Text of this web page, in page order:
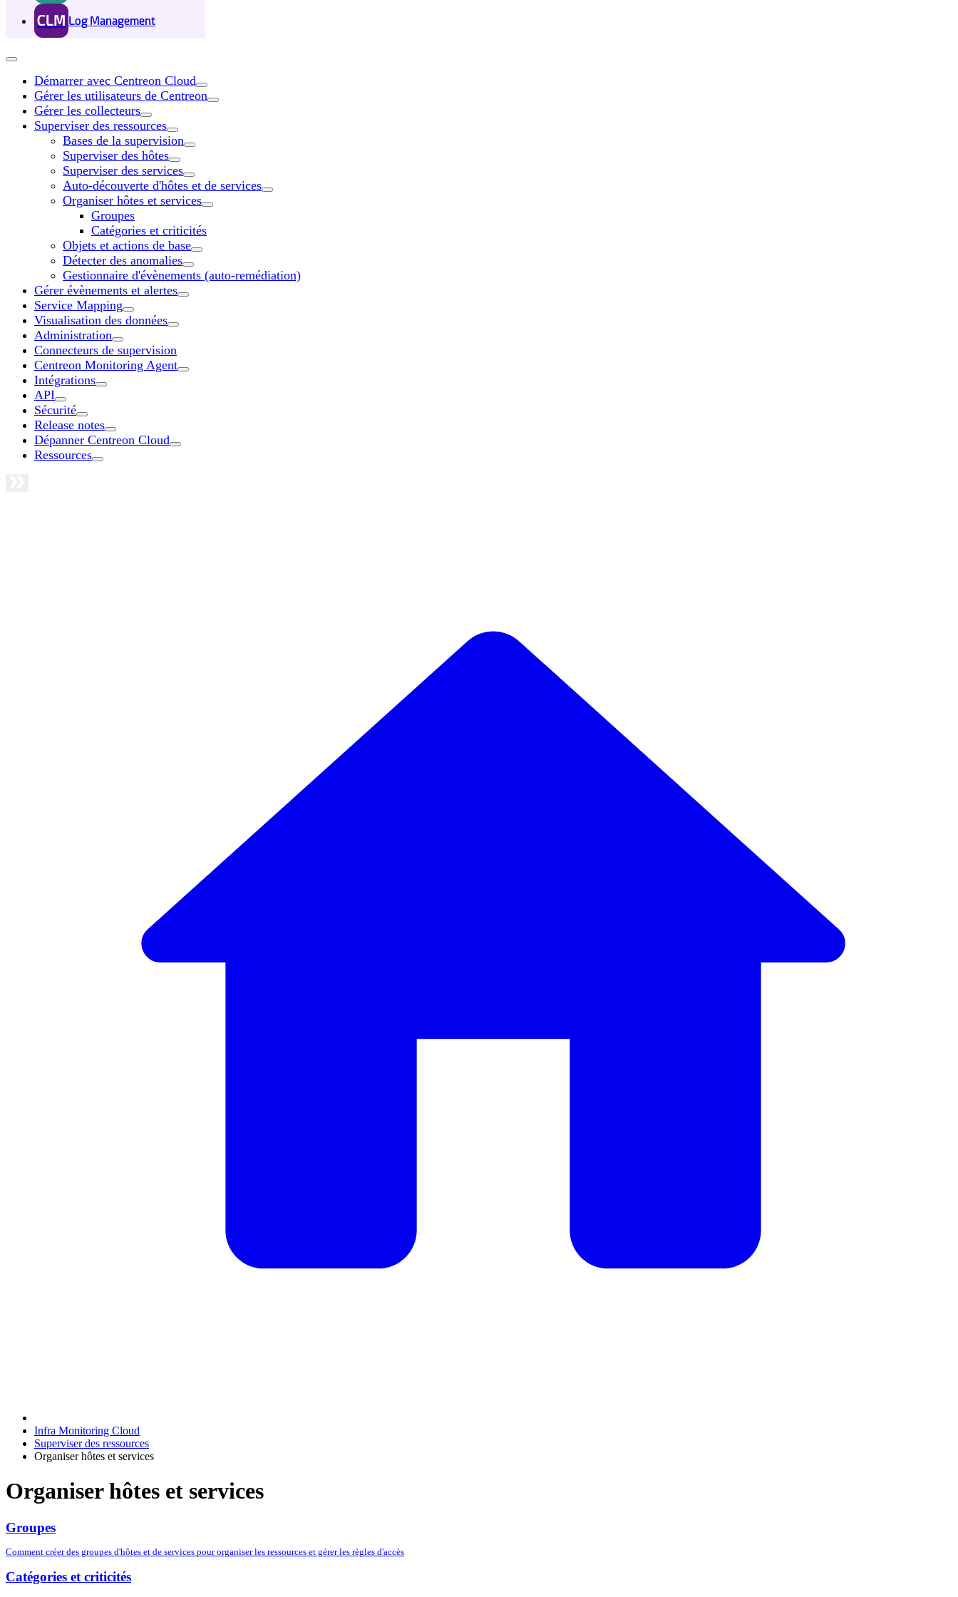
CLM Log Management
Démarrer avec Centreon Cloud
Gérer les utilisateurs de Centreon
Gérer les collecteurs
Superviser des ressources
Bases de la supervision
Superviser des hôtes
Superviser des services
Auto-découverte d'hôtes et de services
Organiser hôtes et services
Groupes
Catégories et criticités
Objets et actions de base
Détecter des anomalies
Gestionnaire d'évènements (auto-remédiation)
Gérer évènements et alertes
Service Mapping
Visualisation des données
Administration
Connecteurs de supervision
Centreon Monitoring Agent
Intégrations
API
Sécurité
Release notes
Dépanner Centreon Cloud
Ressources
Infra Monitoring Cloud
Superviser des ressources
Organiser hôtes et services
Organiser hôtes et services
Groupes
Comment créer des groupes d'hôtes et de services pour organiser les ressources et gérer les règles d'accès
Catégories et criticités